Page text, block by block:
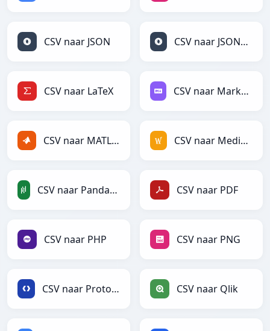
CSV naar JSON CSV naar JSONLines
CSV naar LaTeX CSV naar Markdown
CSV naar MATLAB CSV naar MediaWiki
CSV naar PandasDataFrame CSV naar PDF
CSV naar PHP CSV naar PNG
CSV naar Protobuf CSV naar Qlik